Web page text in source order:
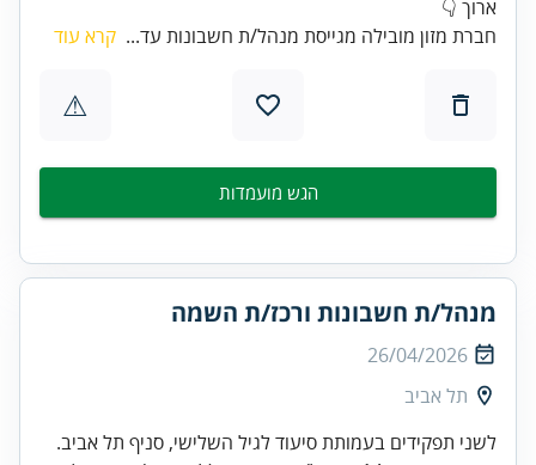
ארוך 👇
חברת מזון מובילה מגייסת מנהל/ת חשבונות עד... קרא עוד
⚠
הגש מועמדות
מנהל/ת חשבונות ורכז/ת השמה
26/04/2026
תל אביב
לשני תפקידים בעמותת סיעוד לגיל השלישי, סניף תל אביב.